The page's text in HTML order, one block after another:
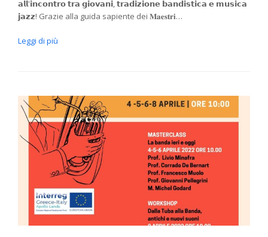
𝗮𝗹𝗹'𝗶𝗻𝗰𝗼𝗻𝘁𝗿𝗼 𝘁𝗿𝗮 𝗴𝗶𝗼𝘃𝗮𝗻𝗶, 𝘁𝗿𝗮𝗱𝗶𝘇𝗶𝗼𝗻𝗲 𝗯𝗮𝗻𝗱𝗶𝘀𝘁𝗶𝗰𝗮 𝗲 𝗺𝘂𝘀𝗶𝗰𝗮
𝗷𝗮𝘇𝘇! Grazie alla guida sapiente dei 𝐌𝐚𝐞𝐬𝐭𝐫𝐢…
Leggi di più